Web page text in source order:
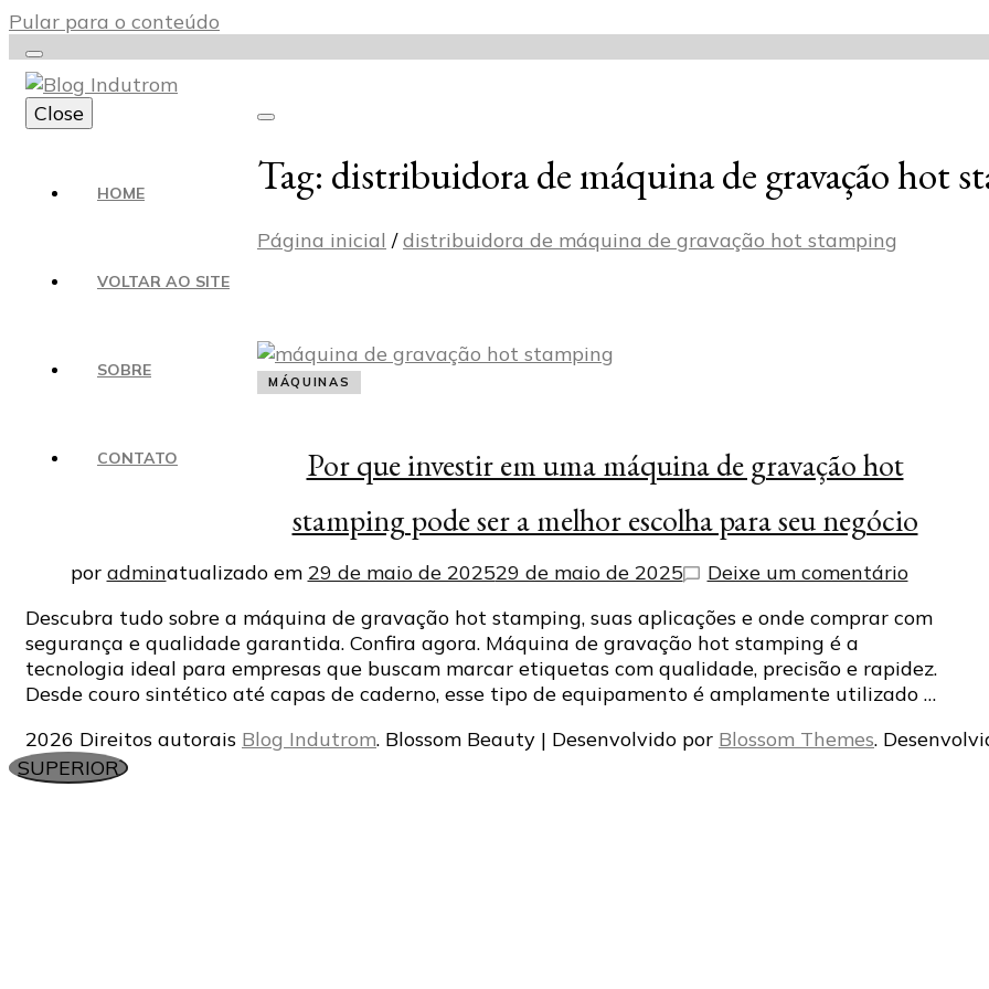
Pular para o conteúdo
Blog Indutrom
Close
HOME
VOLTAR AO SITE
SOBRE
CONTATO
Tag: distribuidora de máquina de gravação hot
Página inicial / distribuidora de máquina de gravação hot stamping
MÁQUINAS
Por que investir em uma máquina de gravação hot
stamping pode ser a melhor escolha para seu negócio
por adminatualizado em 29 de maio de 202529 de maio de 2025 Deixe um comentárioem
que
em
uma
de
Descubra tudo sobre a máquina de gravação hot stamping, suas aplicações e onde comprar com
segurança e qualidade garantida. Confira agora. Máquina de gravação hot stamping é a
tecnologia ideal para empresas que buscam marcar etiquetas com qualidade, precisão e rapidez.
Desde couro sintético até capas de caderno, esse tipo de equipamento é amplamente utilizado …
2026 Direitos autorais Blog Indutrom. Blossom Beauty | Desenvolvido por Blossom Themes.
SUPERIOR